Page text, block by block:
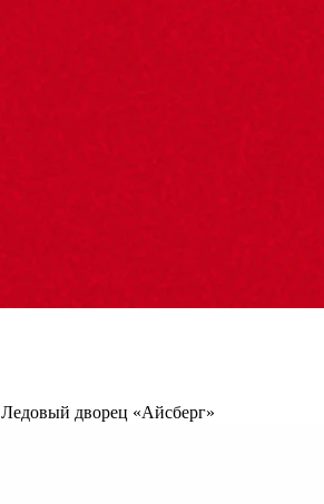
Ледовый дворец «Айсберг»